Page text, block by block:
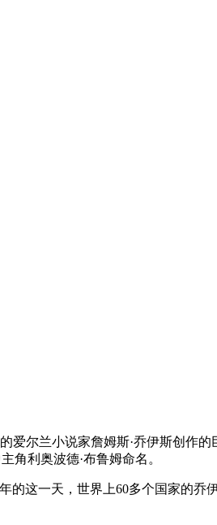
爱尔兰小说家詹姆斯·乔伊斯创作
角利奥波德·布鲁姆命名。
这一天，世界上60多个国家的乔